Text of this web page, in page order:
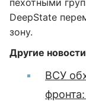
пехотными
DeepState
зону.
Другие
ВСУ